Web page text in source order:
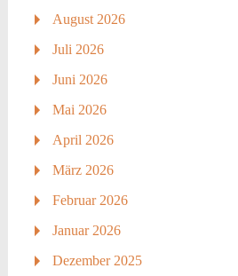
August 2026
Juli 2026
Juni 2026
Mai 2026
April 2026
März 2026
Februar 2026
Januar 2026
Dezember 2025